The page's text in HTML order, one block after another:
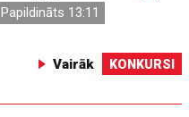
Papildināts 13:11
Vairāk KONKURSI